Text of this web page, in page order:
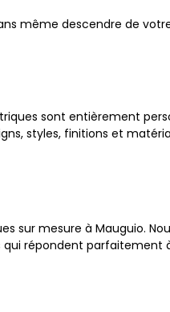
même descendre de
sont entièrement
styles, finitions et
sur mesure à Mauguio.
qui répondent parfaitement